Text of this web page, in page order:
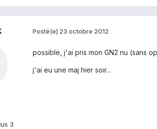
3
Posté(e) 23 octobre 2012
possible, j'ai pris mon GN2 nu (sans
j'ai eu une maj hier soir...